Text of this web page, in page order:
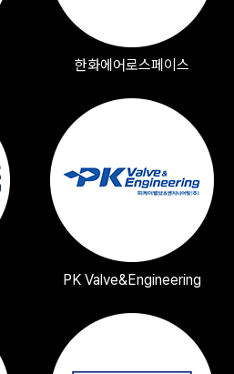
한화에어로스페이스
PK Valve&Engineering